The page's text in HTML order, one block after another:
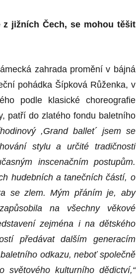
jižních Čech, se mohou těšit
zahrada promění v bájná
pohádka Šípková Růženka, v
podle klasické choreografie
patří do zlatého fondu baletního
,Grand ballet´ jsem se
stylu a určité tradičnosti
inscenačním postupům.
hudebních a tanečních částí, o
se zlem. Mým přáním je, aby
na všechny věkové
zejména i na dětského
předávat dalším generacím
odkazu, neboť společně
kulturního dědictví,“